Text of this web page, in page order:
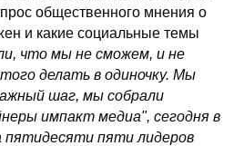
общественного мнения о
и какие социальные темы
что мы не сможем, и не
делать в одиночку. Мы
шаг, мы собрали
импакт медиа", сегодня в
пятидесяти пяти лидеров